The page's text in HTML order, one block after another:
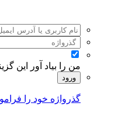
من را بیاد آور این
ورود
گذرواژه خود را